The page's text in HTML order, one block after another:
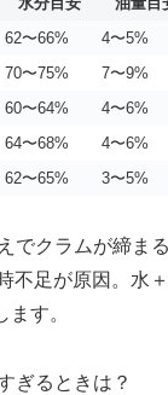
62〜66% 4〜5%
70〜75% 7〜9%
60〜64% 4〜6%
64〜68% 4〜6%
62〜65% 3〜5%
でクラムが締ま
不足が原因。水
す。
ぎるときは？